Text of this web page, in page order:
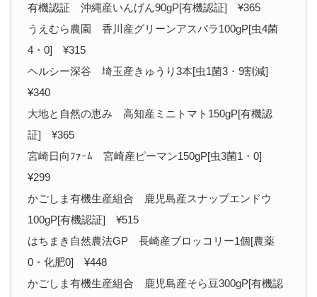
有機認証 沖縄産いんげん90gP[有機認証] ¥365
うえむら農園 香川産グリーンアスパラ100gP[虫4菌
4・0] ¥315
ヘルシー深谷 埼玉産きゅうり3本[虫1菌3・9割減]
¥340
大地と自然の恵み 高知産ミニトマト150gP[有機認
証] ¥365
宮崎日向ﾌｧｰﾑ 宮崎産ピーマン150gP[虫3菌1・0]
¥299
かごしま有機生産組合 鹿児島産スナップエンドウ
100gP[有機認証] ¥515
はちまき自然農法GP 長崎産ブロッコリー1個[農薬
0・化肥0] ¥448
かごしま有機生産組合 鹿児島産そら豆300gP[有機認